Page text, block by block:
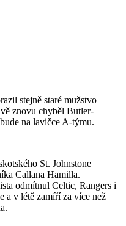
stejně staré mužstvo
znovu chyběl Butler-
na lavičce A-týmu.
St. Johnstone
Callana Hamilla.
odmítnul Celtic, Rangers i
a v létě zamíří za více než